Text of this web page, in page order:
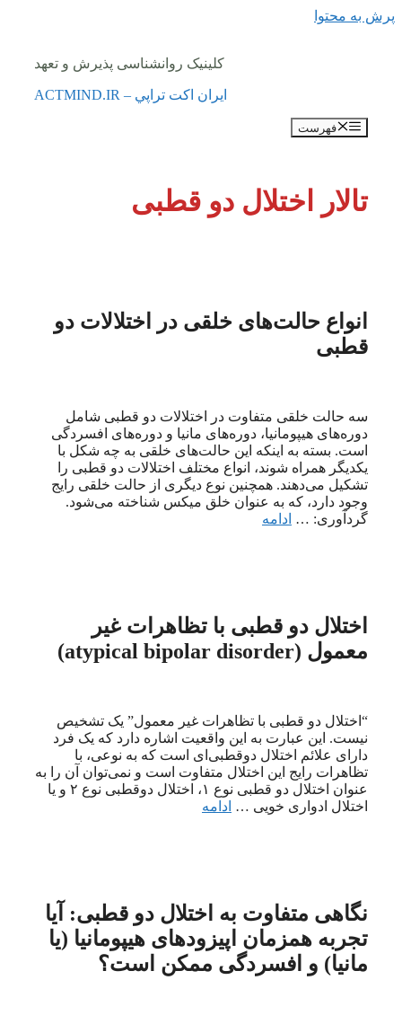
پرش به محتوا
کلینیک روانشناسی پذیرش و تعهد
ايران اكت تراپي – ACTMIND.IR
فهرست
تالار اختلال دو قطبی
انواع حالت‌های خلقی در اختلالات دو
قطبی
سه حالت خلقی متفاوت در اختلالات دو قطبی شامل
دوره‌های هیپومانیا، دوره‌های مانیا و دوره‌های افسردگی
است. بسته به اینکه این حالت‌های خلقی به چه شکل با
یکدیگر همراه شوند، انواع مختلف اختلالات دو قطبی را
تشکیل می‌دهند. همچنین نوع دیگری از حالت خلقی رایج
وجود دارد، که به عنوان خلق میکس شناخته می‌شود.
گردآوری: … ادامه
اختلال دو قطبی با تظاهرات غیر
معمول (atypical bipolar disorder)
“اختلال دو قطبی با تظاهرات غیر معمول” یک تشخیص
نیست. این عبارت به این واقعیت اشاره دارد که یک فرد
دارای علائم اختلال دوقطبی‌ای است که به نوعی، با
تظاهرات رایج این اختلال متفاوت است و نمی‌توان آن را به
عنوان اختلال دو قطبی نوع ۱، اختلال دوقطبی نوع ۲ و یا
اختلال ادواری خویی … ادامه
نگاهی متفاوت به اختلال دو قطبی: آیا
تجربه همزمان اپیزودهای هیپومانیا (یا
مانیا) و افسردگی ممکن است؟